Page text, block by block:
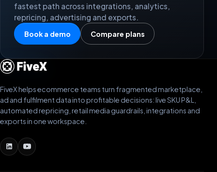
fastest path across integrations, analytics,
repricing, advertising and exports.
Book a demo Compare plans
FiveX helps ecommerce teams turn fragmented marketplace,
ad and fulfilment data into profitable decisions: live SKU P&L,
automated repricing, retail media guardrails, integrations and
exports in one workspace.